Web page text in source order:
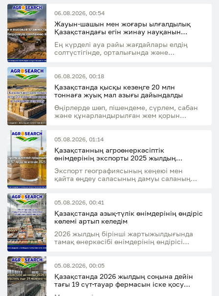
06.08.2026, 00:54
Жауын-шашын мен жоғары ылғалдылық
Қазақстандағы егін жинау науқанын
Ең күрделі ауа райы жағдайлары елдің
солтүстігінде, орталығында және
06.08.2026, 00:18
Қазақстанда қысқы кезеңге 20 млн
тоннаға жуық мал азығы дайындалды
Өңірлерде шөп, пішендеме, сүрлем, сабан
және құнарландырылған жем қорын
05.08.2026, 01:14
Қазақстанның агроөнеркәсіптік
өнімдерінің экспорты 2025 жылдың
долларына жетті
Экспорт географиясының кеңеюі мен
қайта өңдеу саласының дамуы саланың
05.08.2026, 00:41
Қазақстанда азық-түлік өнімдерінің өндіріс
көлемі артып келедім
2026 жылдың бірінші жартыжылдығында
тамақ өнеркәсібі өнімдерінің өндірісі
05.08.2026, 00:05
Қазақстанда 2026 жылдың соңына дейін
тағы 19 сүт-тауар фермасын іске қосу